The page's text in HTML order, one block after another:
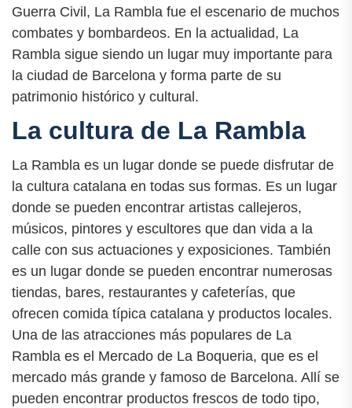
Guerra Civil, La Rambla fue el escenario de muchos
combates y bombardeos. En la actualidad, La
Rambla sigue siendo un lugar muy importante para
la ciudad de Barcelona y forma parte de su
patrimonio histórico y cultural.
La cultura de La Rambla
La Rambla es un lugar donde se puede disfrutar de
la cultura catalana en todas sus formas. Es un lugar
donde se pueden encontrar artistas callejeros,
músicos, pintores y escultores que dan vida a la
calle con sus actuaciones y exposiciones. También
es un lugar donde se pueden encontrar numerosas
tiendas, bares, restaurantes y cafeterías, que
ofrecen comida típica catalana y productos locales.
Una de las atracciones más populares de La
Rambla es el Mercado de La Boqueria, que es el
mercado más grande y famoso de Barcelona. Allí se
pueden encontrar productos frescos de todo tipo,